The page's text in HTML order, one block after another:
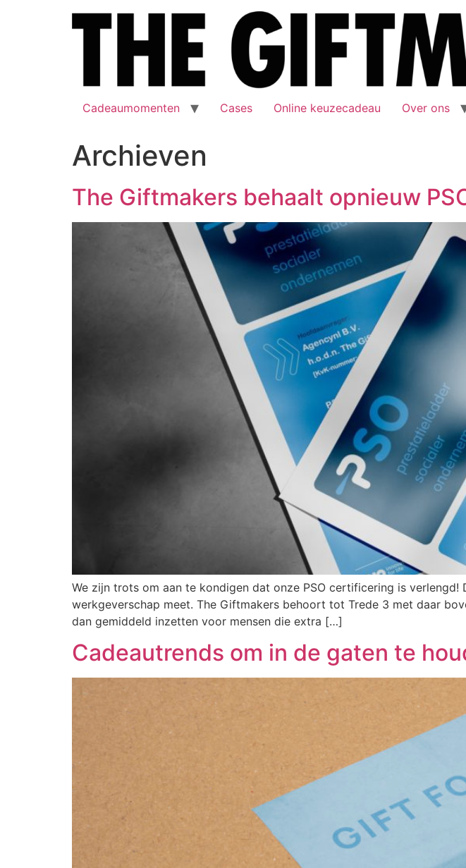
Cadeaumomenten Cases Online keuzecadeau Over ons
Archieven
The Giftmakers behaalt opnieuw
We zijn trots om aan te kondigen dat onze PSO certificering is
werkgeverschap meet. The Giftmakers behoort tot Trede 3 met daar
dan gemiddeld inzetten voor mensen die extra […]
Cadeautrends om in de gaten te